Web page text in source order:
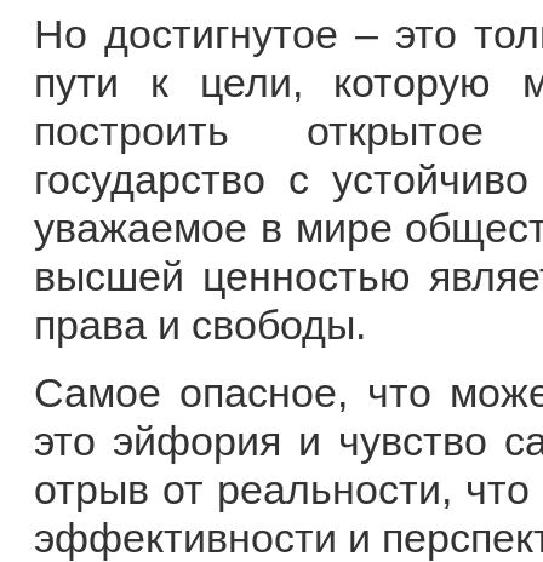
Но достигнутое – это
пути к цели, которую
построить открытое
государство с
уважаемое в мире
высшей ценностью
права и свободы.
Самое опасное, что
это эйфория и чувство
отрыв от реальности,
эффективности и